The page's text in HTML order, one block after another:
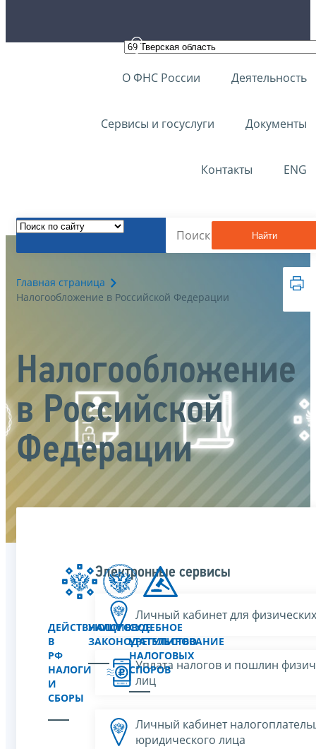
О ФНС России Деятельность
Сервисы и госуслуги Документы
Контакты ENG
Найти
Главная страница
Налогообложение в Российской Федерации
Налогообложение
в Российской
Федерации
ДЕЙСТВУЮЩИЕ
В
РФ
НАЛОГИ
И
СБОРЫ
НАЛОГОВОЕ
ЗАКОНОДАТЕЛЬСТВО
СУДЕБНОЕ
УРЕГУЛИРОВАНИЕ
НАЛОГОВЫХ
СПОРОВ
Электронные сервисы
Личный кабинет для
Уплата налогов и пошлин
лиц
Личный кабинет
юридического лица